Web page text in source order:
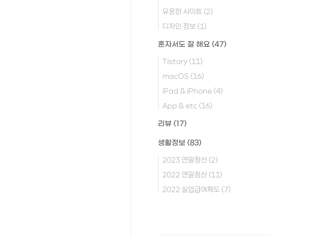
유용한 사이트 (2)
디자인 정보 (1)
혼자서도 잘 해요 (47)
Tistory (11)
macOS (16)
iPad & iPhone (4)
App & etc (16)
리뷰 (17)
생활정보 (83)
2023 연말정산 (2)
2022 연말정산 (11)
2022 실업급여제도 (7)